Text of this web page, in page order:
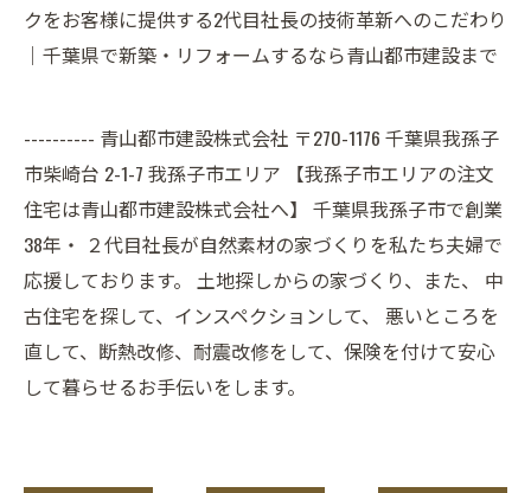
クをお客様に提供する2代目社長の技術革新へのこだわり
｜千葉県で新築・リフォームするなら青山都市建設まで
---------- 青山都市建設株式会社 〒270-1176 千葉県我孫子
市柴崎台 2-1-7 我孫子市エリア 【我孫子市エリアの注文
住宅は青山都市建設株式会社へ】 千葉県我孫子市で創業
38年・ ２代目社長が自然素材の家づくりを私たち夫婦で
応援しております。 土地探しからの家づくり、また、 中
古住宅を探して、インスペクションして、 悪いところを
直して、断熱改修、耐震改修をして、保険を付けて安心
して暮らせるお手伝いをします。